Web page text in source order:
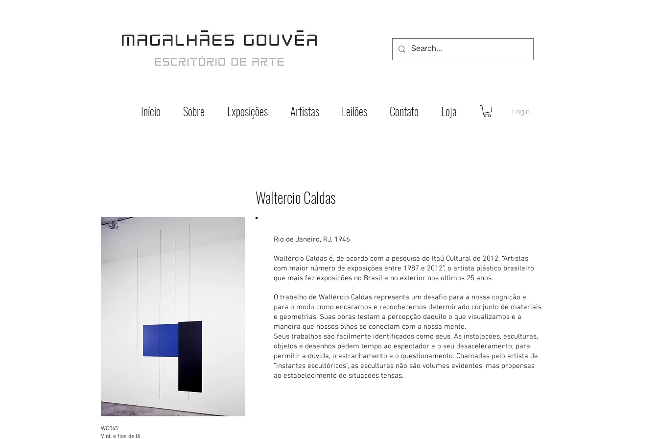
Início Sobre Exposições Artistas Leilões Contato Loja Login
Waltercio Caldas
Rio de Janeiro, RJ, 1946
Waltércio Caldas é, de acordo com a pesquisa do Itaú Cultural de 2012, “Artistas
com maior número de exposições entre 1987 e 2012”, o artista plástico brasileiro
que mais fez exposições no Brasil e no exterior nos últimos 25 anos.
O trabalho de Waltércio Caldas representa um desafio para a nossa cognição e
para o modo como encaramos e reconhecemos determinado conjunto de materiais
e geometrias. Suas obras testam a percepção daquilo o que visualizamos e a
maneira que nossos olhos se conectam com a nossa mente.
Seus trabalhos são facilmente identificados como seus. As instalações, esculturas,
objetos e desenhos pedem tempo ao espectador e o seu desaceleramento, para
permitir a dúvida, o estranhamento e o questionamento. Chamadas pelo artista de
“instantes escultóricos”, as esculturas não são volumes evidentes, mas propensas
ao estabelecimento de situações tensas.
WC045
Vinil e fios de lã